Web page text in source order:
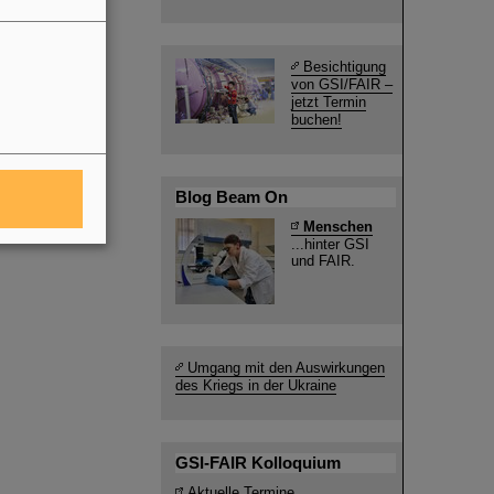
Besichtigung
von GSI/FAIR –
jetzt Termin
buchen!
Blog Beam On
Menschen
...hinter GSI
und FAIR.
Umgang mit den Auswirkungen
des Kriegs in der Ukraine
GSI-FAIR Kolloquium